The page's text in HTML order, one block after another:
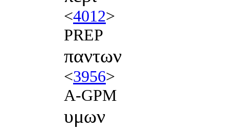
<4012>
PREP
παντων
<3956>
A-GPM
υμων